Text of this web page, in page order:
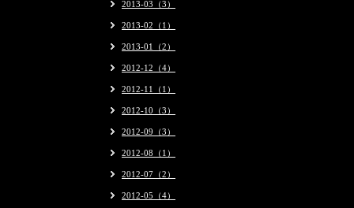
2013-03（3）
2013-02（1）
2013-01（2）
2012-12（4）
2012-11（1）
2012-10（3）
2012-09（3）
2012-08（1）
2012-07（2）
2012-05（4）